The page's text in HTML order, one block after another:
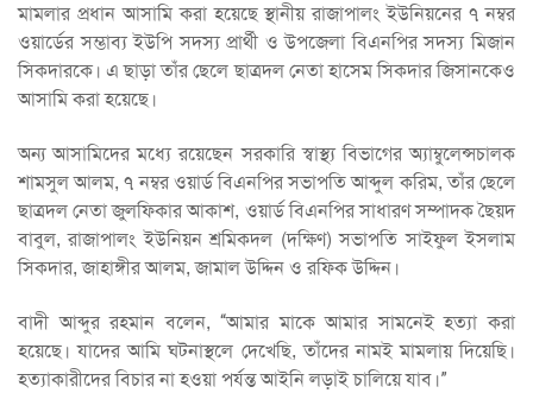
মামলার প্রধান আসামি করা হয়েছে স্থানীয় রাজাপালং ইউনিয়নের ৭ নম্বর
ওয়ার্ডের সম্ভাব্য ইউপি সদস্য প্রার্থী ও উপজেলা বিএনপির সদস্য মিজান
সিকদারকে। এ ছাড়া তাঁর ছেলে ছাত্রদল নেতা হাসেম সিকদার জিসানকেও
আসামি করা হয়েছে।
অন্য আসামিদের মধ্যে রয়েছেন সরকারি স্বাস্থ্য বিভাগের অ্যাম্বুলেন্সচালক
শামসুল আলম, ৭ নম্বর ওয়ার্ড বিএনপির সভাপতি আব্দুল করিম, তাঁর ছেলে
ছাত্রদল নেতা জুলফিকার আকাশ, ওয়ার্ড বিএনপির সাধারণ সম্পাদক ছৈয়দ
বাবুল, রাজাপালং ইউনিয়ন শ্রমিকদল (দক্ষিণ) সভাপতি সাইফুল ইসলাম
সিকদার, জাহাঙ্গীর আলম, জামাল উদ্দিন ও রফিক উদ্দিন।
বাদী আব্দুর রহমান বলেন, “আমার মাকে আমার সামনেই হত্যা করা
হয়েছে। যাদের আমি ঘটনাস্থলে দেখেছি, তাঁদের নামই মামলায় দিয়েছি।
হত্যাকারীদের বিচার না হওয়া পর্যন্ত আইনি লড়াই চালিয়ে যাব।”